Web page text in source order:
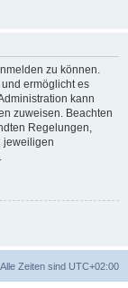
zu können.
ermöglicht es
kann
zuweisen. Beachten
Regelungen,
jeweiligen
Alle Zeiten sind UTC+02:00